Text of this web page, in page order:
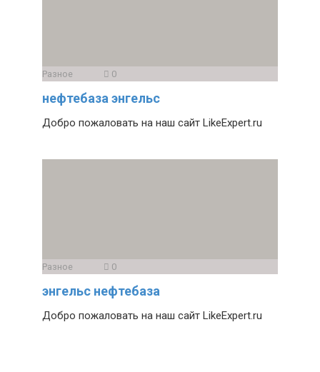
Разное 0
нефтебаза энгельс
Добро пожаловать на наш сайт LikeExpert.ru
Разное 0
энгельс нефтебаза
Добро пожаловать на наш сайт LikeExpert.ru